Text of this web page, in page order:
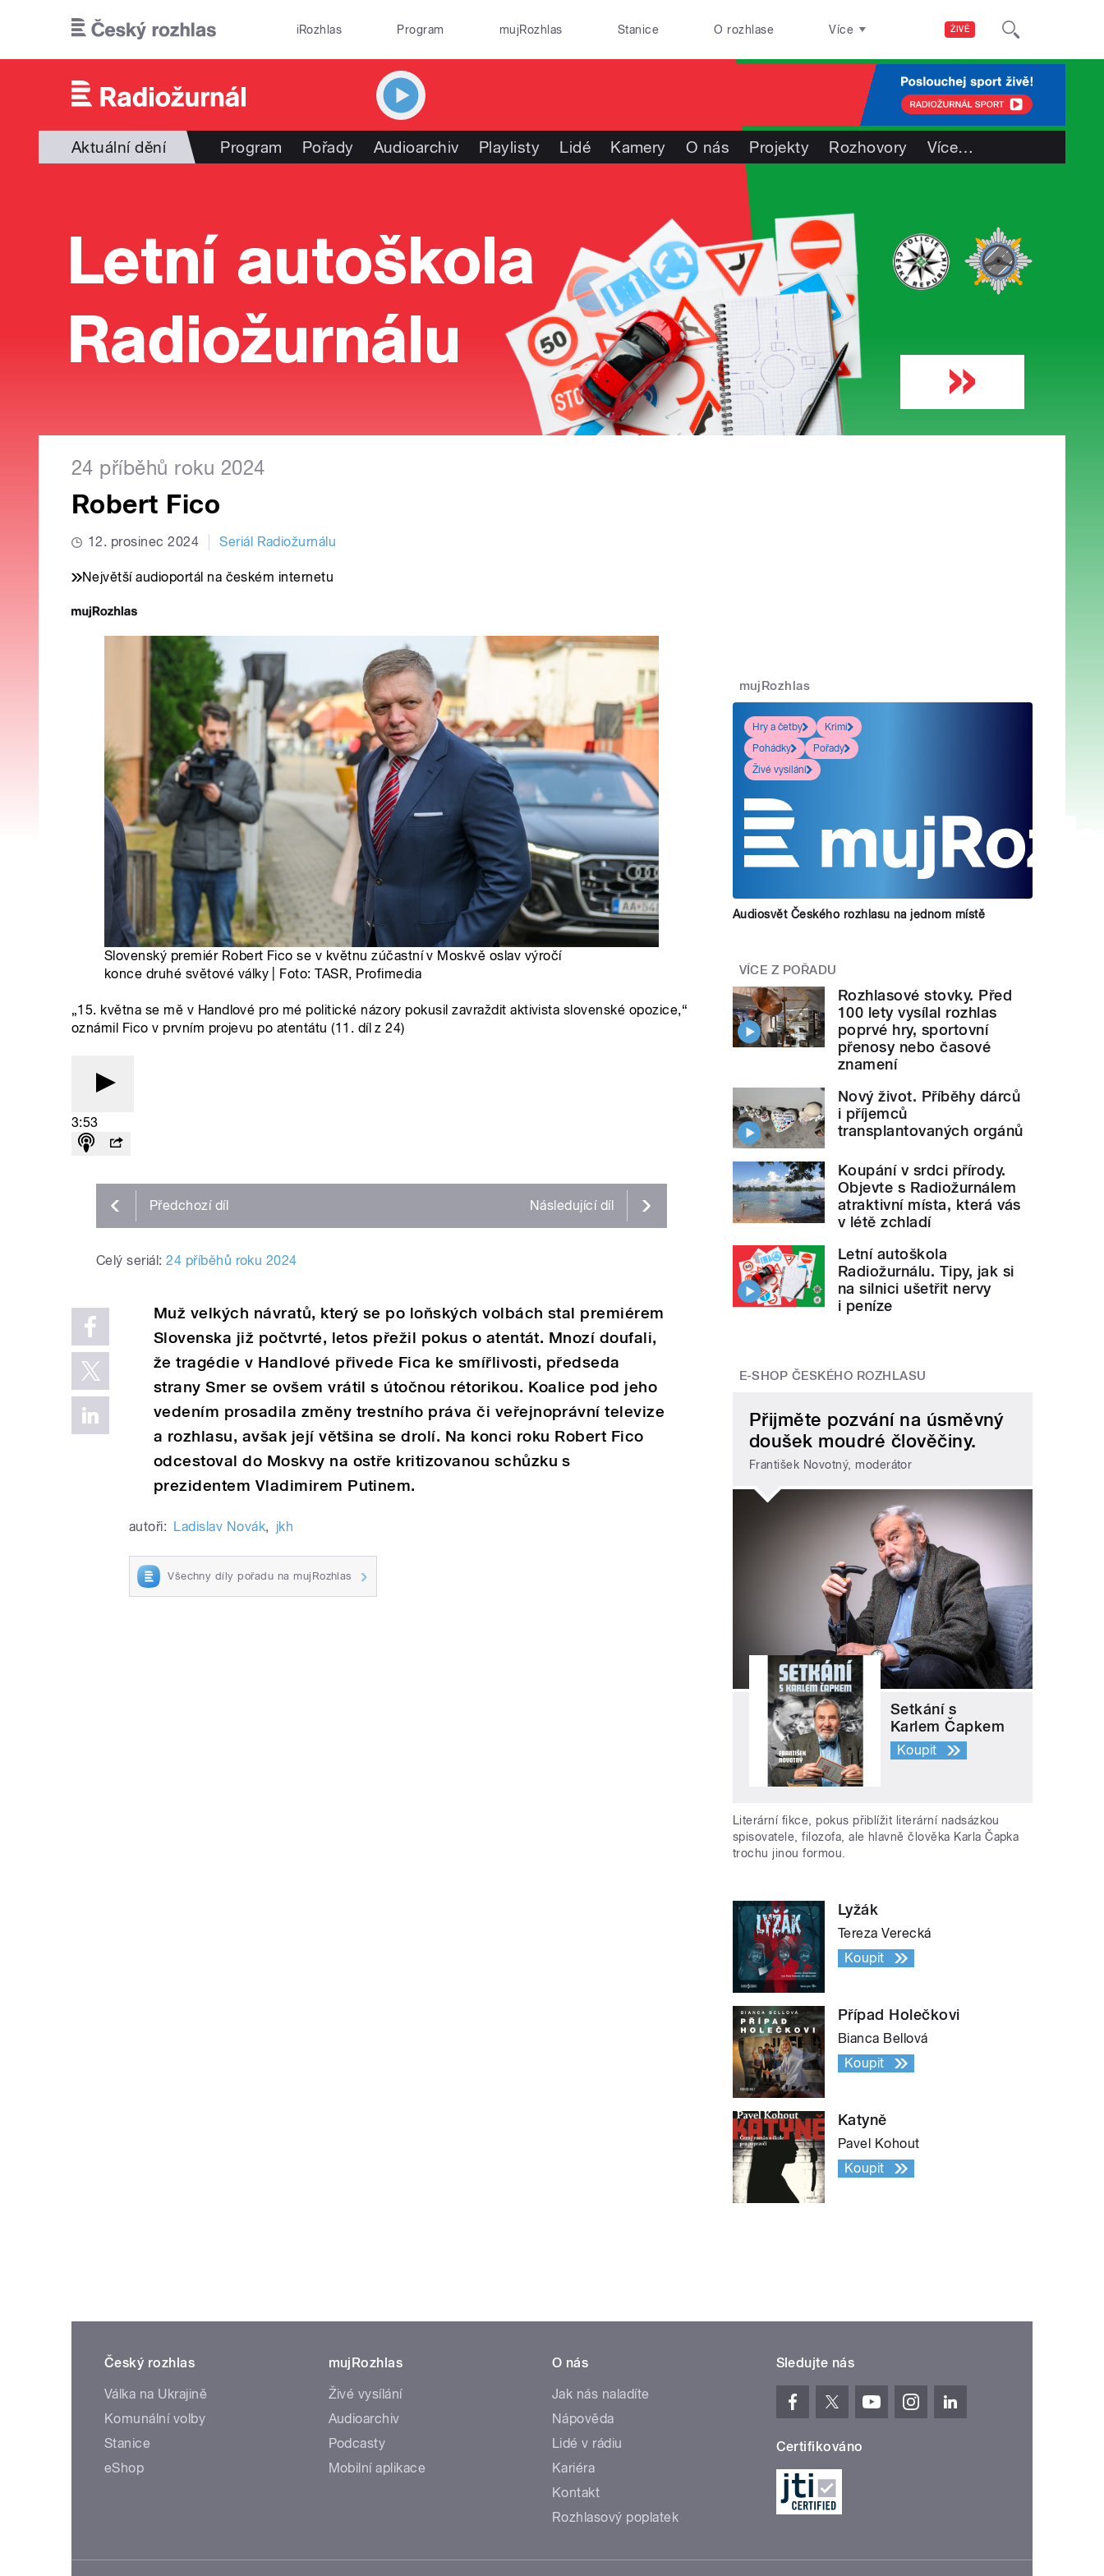
ŽIVĚ
iRozhlas Program mujRozhlas Stanice O rozhlase Více
Aktuální dění Program Pořady Audioarchiv Playlisty Lidé Kamery O nás Projekty Rozhovory Více…
24 příběhů roku 2024
Robert Fico
12. prosinec 2024 Seriál Radiožurnálu
Největší audioportál na českém internetu
Slovenský premiér Robert Fico se v květnu zúčastní v Moskvě oslav výročí
konce druhé světové války | Foto: TASR, Profimedia
„15. května se mě v Handlové pro mé politické názory pokusil zavraždit aktivista slovenské opozice,“
oznámil Fico v prvním projevu po atentátu (11. díl z 24)
3:53
Předchozí díl Následující díl
Celý seriál: 24 příběhů roku 2024
Muž velkých návratů, který se po loňských volbách stal premiérem
Slovenska již počtvrté, letos přežil pokus o atentát. Mnozí doufali,
že tragédie v Handlové přivede Fica ke smířlivosti, předseda
strany Smer se ovšem vrátil s útočnou rétorikou. Koalice pod jeho
vedením prosadila změny trestního práva či veřejnoprávní televize
a rozhlasu, avšak její většina se drolí. Na konci roku Robert Fico
odcestoval do Moskvy na ostře kritizovanou schůzku s
prezidentem Vladimirem Putinem.
autoři: Ladislav Novák, jkh
Všechny díly pořadu na mujRozhlas
mujRozhlas
Hry a četby
Krimi
Pohádky
Pořady
Živé vysílání
Audiosvět Českého rozhlasu na jednom místě
VÍCE Z POŘADU
Rozhlasové stovky. Před
100 lety vysílal rozhlas
poprvé hry, sportovní
přenosy nebo časové
znamení
Nový život. Příběhy dárců
i příjemců
transplantovaných orgánů
Koupání v srdci přírody.
Objevte s Radiožurnálem
atraktivní místa, která vás
v létě zchladí
Letní autoškola
Radiožurnálu. Tipy, jak si
na silnici ušetřit nervy
i peníze
E-SHOP ČESKÉHO ROZHLASU
Přijměte pozvání na úsměvný
doušek moudré člověčiny.
František Novotný, moderátor
Setkání s
Karlem Čapkem
Koupit
Literární fikce, pokus přiblížit literární nadsázkou
spisovatele, filozofa, ale hlavně člověka Karla Čapka
trochu jinou formou.
Lyžák
Tereza Verecká
Koupit
Případ Holečkovi
Bianca Bellová
Koupit
Katyně
Pavel Kohout
Koupit
Český rozhlas
Válka na Ukrajině
Komunální volby
Stanice
eShop
mujRozhlas
Živé vysílání
Audioarchiv
Podcasty
Mobilní aplikace
O nás
Jak nás naladíte
Nápověda
Lidé v rádiu
Kariéra
Kontakt
Rozhlasový poplatek
Sledujte nás
Certifikováno